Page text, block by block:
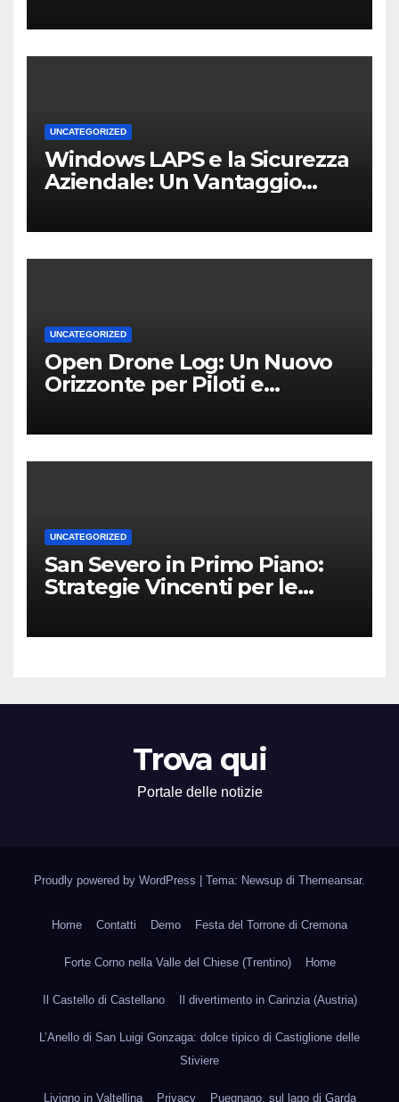
Casa o dell’Ufficio
UNCATEGORIZED
Windows LAPS e la Sicurezza
Aziendale: Un Vantaggio
UNCATEGORIZED
Open Drone Log: Un Nuovo
Orizzonte per Piloti e
UNCATEGORIZED
San Severo in Primo Piano:
Strategie Vincenti per le
Territorio
Trova qui
Portale delle notizie
Proudly powered by WordPress Tema: Newsup di Themeansar.
Home Contatti Demo Festa del Torrone di Cremona
Forte Corno nella Valle del Chiese (Trentino) Home
Il Castello di Castellano Il divertimento in Carinzia (Austria)
L’Anello di San Luigi Gonzaga: dolce tipico di Castiglione delle
Stiviere
Livigno in Valtellina Privacy Puegnago, sul lago di Garda